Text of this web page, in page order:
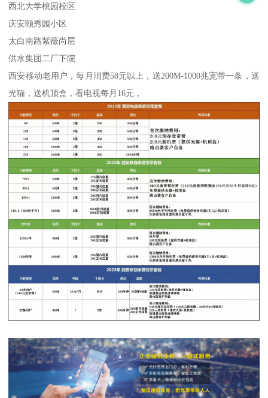
西北大学桃园校区
庆安颐秀园小区
太白南路紫薇尚层
供水集团二厂下院
西安移动老用户，每月消费58元以上，送200M-1000兆宽带一条，送
光猫，送机顶盒，看电视每月16元，